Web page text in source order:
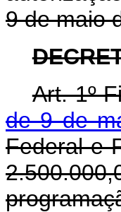
9 de maio
Art. 1º
de 9 de
Federal e